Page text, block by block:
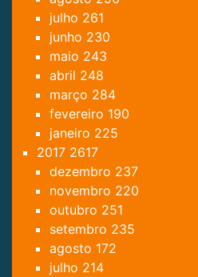
julho 261
junho 230
maio 243
abril 248
março 284
fevereiro 190
janeiro 225
2017 2617
dezembro 237
novembro 220
outubro 251
setembro 235
agosto 172
julho 214